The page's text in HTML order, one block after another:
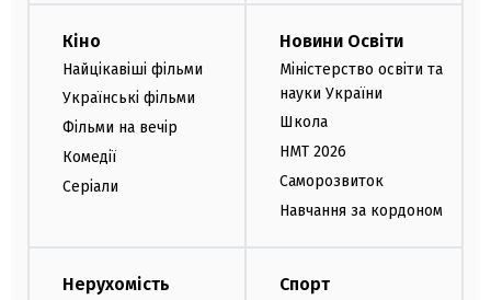
Кіно
Найцікавіші фільми
Українські фільми
Фільми на вечір
Комедії
Серіали
Новини Освіти
Міністерство освіти та
науки України
Школа
НМТ 2026
Саморозвиток
Навчання за кордоном
Нерухомість Спорт